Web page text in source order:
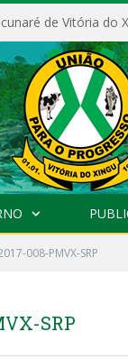
de Vitória do
008-PMVX-SRP
SRP